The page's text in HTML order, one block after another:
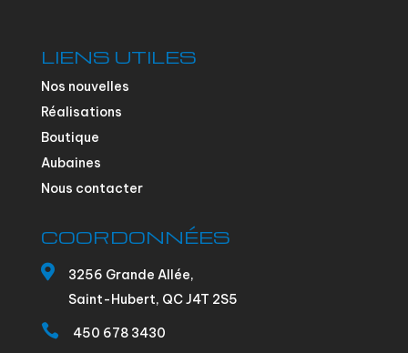
LIENS UTILES
Nos nouvelles
Réalisations
Boutique
Aubaines
Nous contacter
COORDONNÉES

3256 Grande Allée,
Saint-Hubert, QC J4T 2S5
 450 678 3430